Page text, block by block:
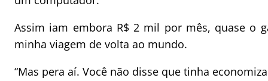
Assim iam embora R$ 2 mil por mês, quase o
minha viagem de volta ao mundo.
“Mas pera aí. Você não disse que tinha